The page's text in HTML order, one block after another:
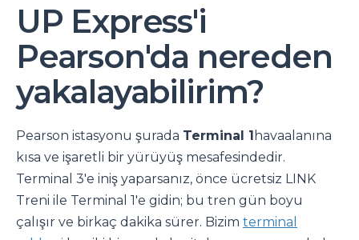
UP Express'i
Pearson'da nereden
yakalayabilirim?
Pearson istasyonu şurada Terminal 1 havaalanına
kısa ve işaretli bir yürüyüş mesafesindedir.
Terminal 3'e iniş yaparsanız, önce ücretsiz LINK
Treni ile Terminal 1'e gidin; bu tren gün boyu
çalışır ve birkaç dakika sürer. Bizim terminal